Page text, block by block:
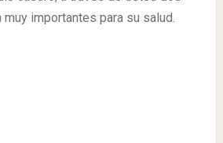
importantes para su salud.